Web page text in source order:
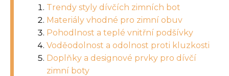
Trendy styly dívčích zimních bot
Materiály vhodné pro zimní obuv
Pohodlnost a teplé vnitřní podšívky
Voděodolnost a odolnost proti kluzkosti
Doplňky a designové prvky pro dívčí
zimní boty